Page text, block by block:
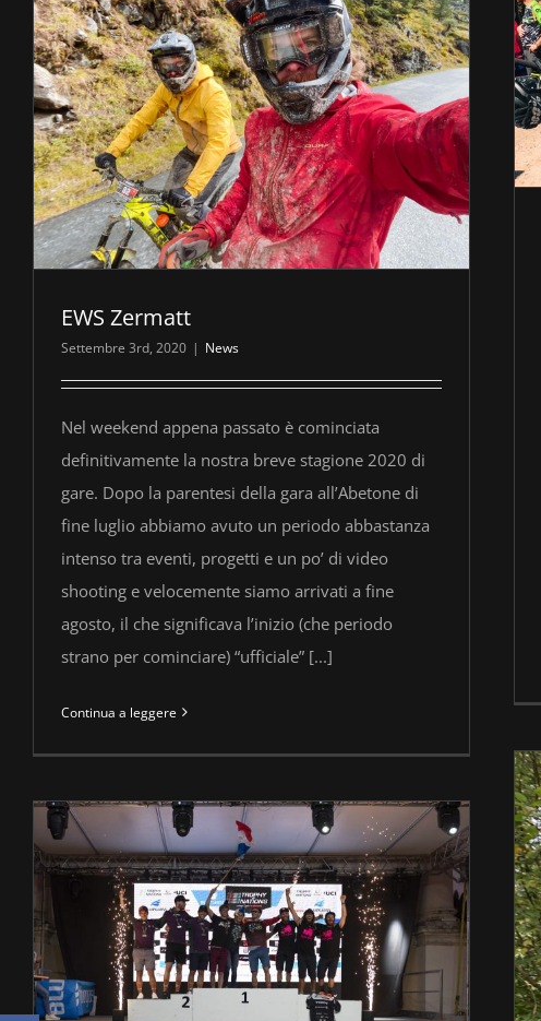
EWS Zermatt
Settembre 3rd, 2020 | News
Nel weekend appena passato è cominciata
definitivamente la nostra breve stagione 2020 di
gare. Dopo la parentesi della gara all’Abetone di
fine luglio abbiamo avuto un periodo abbastanza
intenso tra eventi, progetti e un po’ di video
shooting e velocemente siamo arrivati a fine
agosto, il che significava l’inizio (che periodo
strano per cominciare) “ufficiale” [...]
Continua a leggere